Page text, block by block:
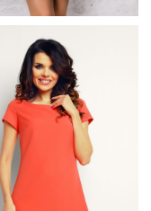
BAWEŁNIANA
Z FALBANKĄ